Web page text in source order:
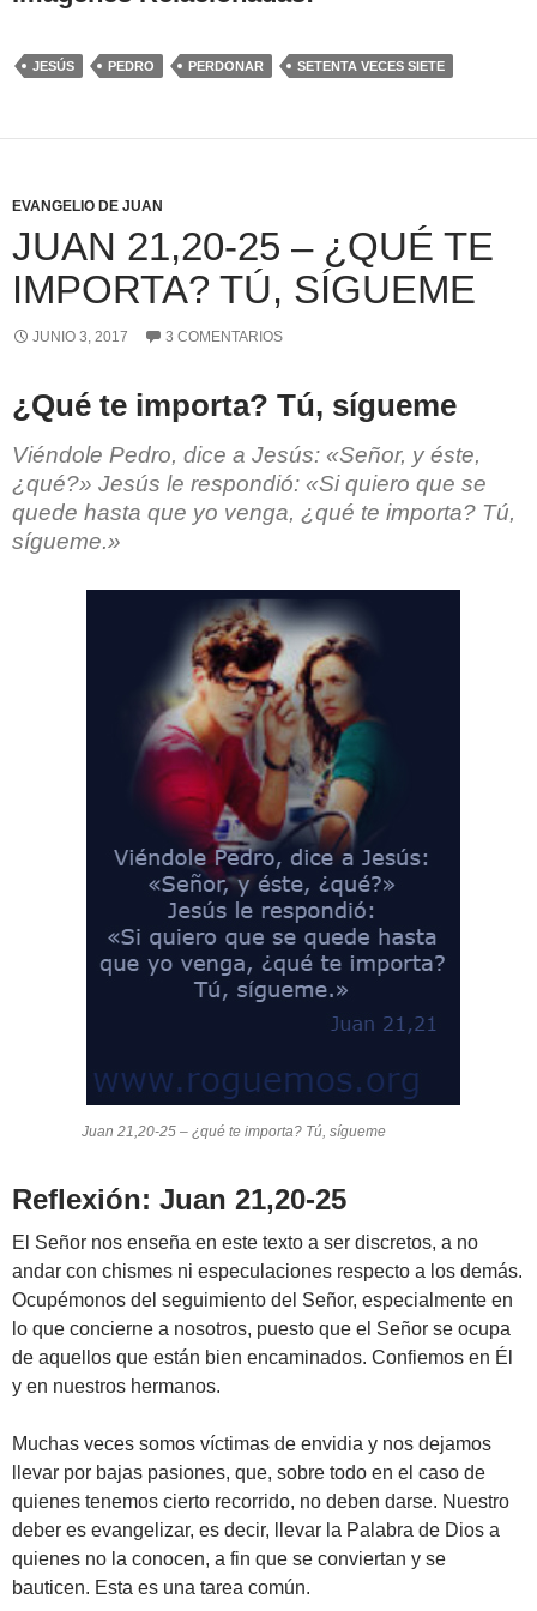
JESÚS PEDRO PERDONAR SETENTA VECES SIETE
EVANGELIO DE JUAN
JUAN 21,20-25 – ¿QUÉ TE
IMPORTA? TÚ, SÍGUEME
JUNIO 3, 2017 3 COMENTARIOS
¿Qué te importa? Tú, sígueme
Viéndole Pedro, dice a Jesús: «Señor, y éste,
¿qué?» Jesús le respondió: «Si quiero que se
quede hasta que yo venga, ¿qué te importa? Tú,
sígueme.»
Juan 21,20-25 – ¿qué te importa? Tú, sígueme
Reflexión: Juan 21,20-25
El Señor nos enseña en este texto a ser discretos, a no
andar con chismes ni especulaciones respecto a los demás.
Ocupémonos del seguimiento del Señor, especialmente en
lo que concierne a nosotros, puesto que el Señor se ocupa
de aquellos que están bien encaminados. Confiemos en Él
y en nuestros hermanos.
Muchas veces somos víctimas de envidia y nos dejamos
llevar por bajas pasiones, que, sobre todo en el caso de
quienes tenemos cierto recorrido, no deben darse. Nuestro
deber es evangelizar, es decir, llevar la Palabra de Dios a
quienes no la conocen, a fin que se conviertan y se
bauticen. Esta es una tarea común.